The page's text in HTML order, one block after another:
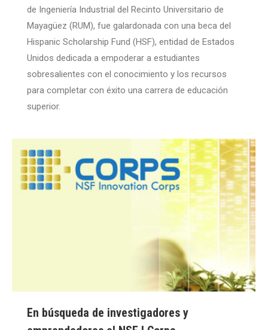
de Ingeniería Industrial del Recinto Universitario de
Mayagüez (RUM), fue galardonada con una beca del
Hispanic Scholarship Fund (HSF), entidad de Estados
Unidos dedicada a empoderar a estudiantes
sobresalientes con el conocimiento y los recursos
para completar con éxito una carrera de educación
superior.
En búsqueda de investigadores y